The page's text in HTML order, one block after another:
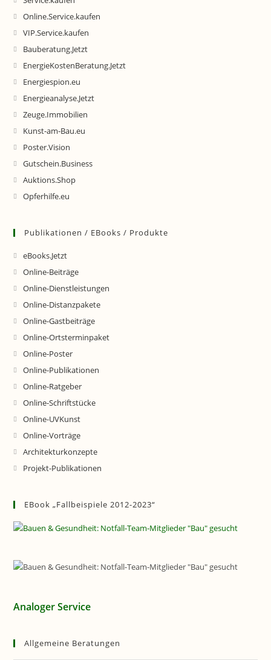
Online.Service.kaufen
VIP.Service.kaufen
Bauberatung.Jetzt
EnergieKostenBeratung.Jetzt
Energiespion.eu
Energieanalyse.Jetzt
Zeuge.Immobilien
Kunst-am-Bau.eu
Poster.Vision
Gutschein.Business
Auktions.Shop
Opferhilfe.eu
Publikationen / EBooks / Produkte
eBooks.Jetzt
Online-Beiträge
Online-Dienstleistungen
Online-Distanzpakete
Online-Gastbeiträge
Online-Ortsterminpaket
Online-Poster
Online-Publikationen
Online-Ratgeber
Online-Schriftstücke
Online-UVKunst
Online-Vorträge
Architekturkonzepte
Projekt-Publikationen
EBook „Fallbeispiele 2012-2023“
Analoger Service
Allgemeine Beratungen